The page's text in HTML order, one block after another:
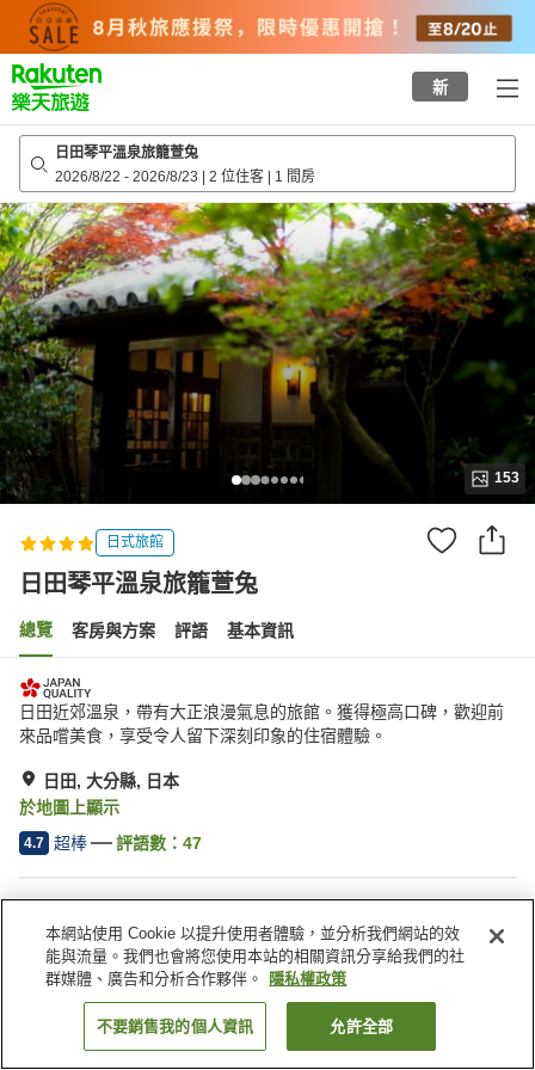
top
page
新
日田琴平溫泉旅籠萱兔
2026/8/22 - 2026/8/23 | 2 位住客 | 1 間房
153
日式旅館
日田琴平溫泉旅籠萱兔
總覽 客房與方案 評語 基本資訊
日田近郊溫泉，帶有大正浪漫氣息的旅館。獲得極高口碑，歡迎前
來品嚐美食，享受令人留下深刻印象的住宿體驗。
日田, 大分縣, 日本
於地圖上顯示
4.7 超棒 評語數： 47
宅配服務
特殊（過敏）飲食需求
私人餐廳
露天浴池（溫泉）
日本 大分縣 日田 日田琴平溫泉旅籠萱兔
找客房
本網站使用 Cookie 以提升使用者體驗，並分析我們網站的效
能與流量。我們也會將您使用本站的相關資訊分享給我們的社
群媒體、廣告和分析合作夥伴。
隱私權政策
不要銷售我的個人資訊 允許全部